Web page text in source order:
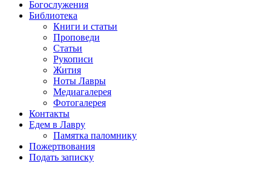
Богослужения
Библиотека
Книги и статьи
Проповеди
Статьи
Рукописи
Жития
Ноты Лавры
Медиагалерея
Фотогалерея
Контакты
Едем в Лавру
Памятка паломнику
Пожертвования
Подать записку